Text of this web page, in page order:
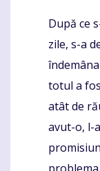
După ce
zile, s-a
totul a
atât de
avut-o, l-